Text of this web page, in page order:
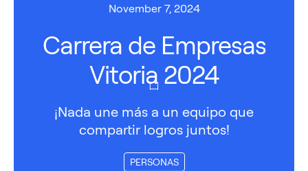
November 7, 2024
Carrera de Empresas
Vitoria 2024
¡Nada une más a un equipo que
compartir logros juntos!
PERSONAS